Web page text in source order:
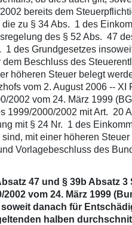
bereits dem
die zu § 34 Abs. 1 des
des § 52 Abs. 47
des Grundgesetzes
Beschluss des
höheren Steuer belegt
vom 2. August 2006 --
2002 vom 24. März 1999
1999/2000/2002 mit Art.
mit § 24 Nr. 1 des
mit einer höheren
Vorlagebeschluss des
47 und § 39b Absatz
vom 24. März 1999
danach für
halben